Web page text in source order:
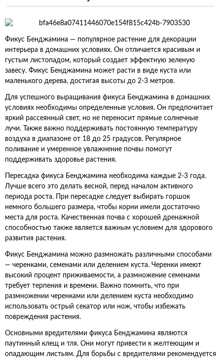
Фикус Бенджамина — популярное растение для декорации
интерьера в домашних условиях. Он отличается красивым и
густым листопадом, который создает эффектную зеленую
завесу. Фикус Бенджамина может расти в виде куста или
маленького дерева, достигая высоты до 2-3 метров.
Для успешного выращивания фикуса Бенджамина в домашних
условиях необходимы определенные условия. Он предпочитает
яркий рассеянный свет, но не переносит прямые солнечные
лучи. Также важно поддерживать постоянную температуру
воздуха в диапазоне от 18 до 25 градусов. Регулярное
поливание и умеренное увлажнение почвы помогут
поддерживать здоровье растения.
Пересадка фикуса Бенджамина необходима каждые 2-3 года.
Лучше всего это делать весной, перед началом активного
периода роста. При пересадке следует выбирать горшок
немного большего размера, чтобы корни имели достаточно
места для роста. Качественная почва с хорошей дренажной
способностью также является важным условием для здорового
развития растения.
Фикус Бенджамина можно размножать различными способами
— черенками, семенами или делением куста. Черенки имеют
высокий процент приживаемости, а размножение семенами
требует терпения и времени. Важно помнить, что при
размножении черенками или делением куста необходимо
использовать острый секатор или нож, чтобы избежать
повреждения растения.
Основными вредителями фикуса Бенджамина являются
паутинный клещ и тля. Они могут привести к желтеющим и
опадающим листьям. Для борьбы с вредителями рекомендуется